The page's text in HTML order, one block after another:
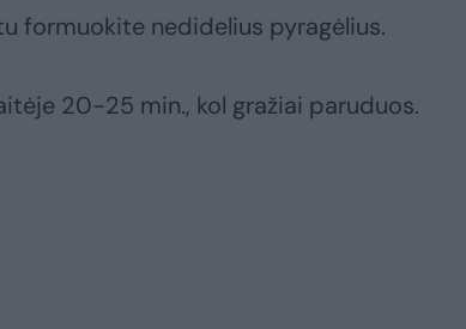
formuokite nedidelius pyragėlius.
20-25 min., kol gražiai paruduos.